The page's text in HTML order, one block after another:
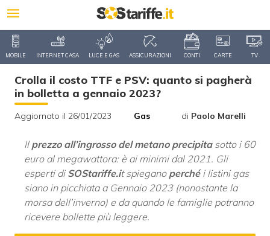
MOBILE INTERNET CASA LUCE E GAS ASSICURAZIONI CONTI CARTE TV
Crolla il costo TTF e PSV: quanto si pagherà
in bolletta a gennaio 2023?
Aggiornato il 26/01/2023 Gas di Paolo Marelli
Il prezzo all’ingrosso del metano precipitasotto i 60
euro al megawattora: è ai minimi dal 2021. Gli
esperti diSOStariffe.it spiegano perchéi listini gas
siano in picchiata a Gennaio 2023 (nonostante la
morsa dell’inverno) e da quando le famiglie potranno
ricevere bollette più leggere.